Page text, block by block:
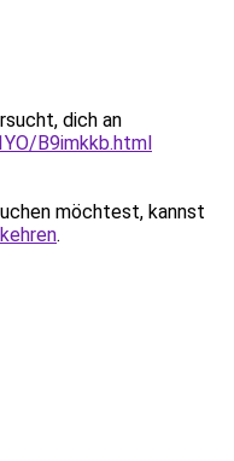
dich an
B9imkkb.html
möchtest, kannst
.